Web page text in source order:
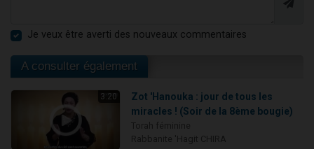
Je veux être averti des nouveaux commentaires
A consulter également
3:20
Zot 'Hanouka : jour de tous les
miracles ! (Soir de la 8ème bougie)